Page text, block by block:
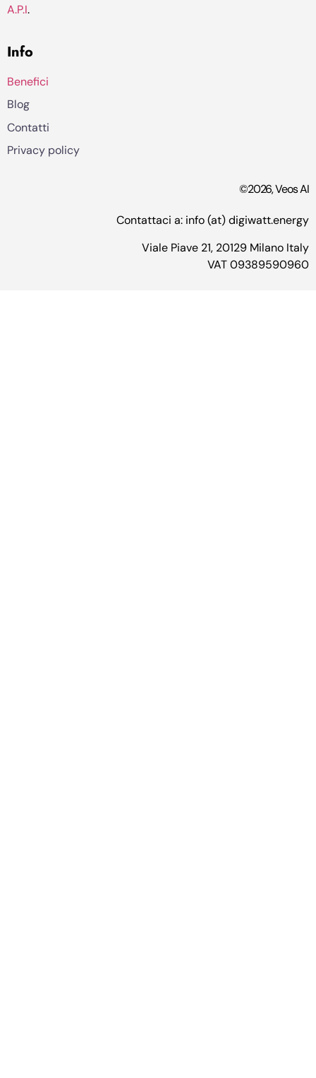
A.P.I.
Info
Benefici
Blog
Contatti
Privacy policy
©2026, Veos AI
Contattaci a: info (at) digiwatt.energy
Viale Piave 21, 20129 Milano Italy
VAT 09389590960